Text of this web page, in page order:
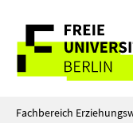
direkt
Inhalt
Service-
Navigation
Fachbereich